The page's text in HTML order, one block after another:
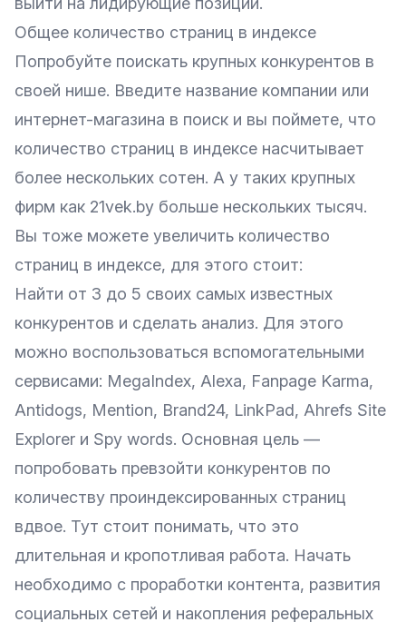
Общее количество страниц в индексе
Попробуйте поискать крупных конкурентов в
своей нише. Введите название компании или
интернет-магазина в поиск и вы поймете, что
количество страниц в индексе насчитывает
более нескольких сотен. А у таких крупных
фирм как 21vek.by больше нескольких тысяч.
Вы тоже можете увеличить количество
страниц в индексе, для этого стоит:
Найти от 3 до 5 своих самых известных
конкурентов и сделать анализ. Для этого
можно воспользоваться вспомогательными
сервисами: MegaIndex, Alexa, Fanpage Karma,
Antidogs, Mention, Brand24, LinkPad, Ahrefs Site
Explorer и Spy words. Основная цель —
попробовать превзойти конкурентов по
количеству проиндексированных страниц
вдвое. Тут стоит понимать, что это
длительная и кропотливая работа. Начать
необходимо с проработки контента, развития
социальных сетей и накопления реферальных